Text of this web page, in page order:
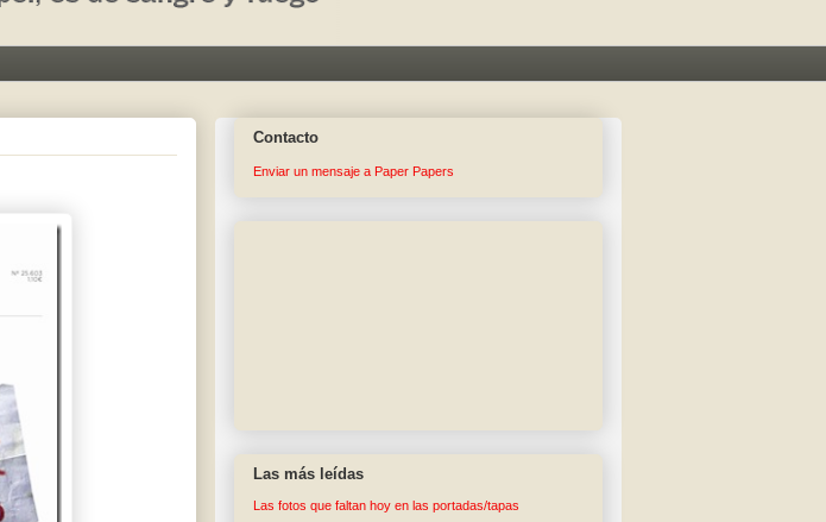
Contacto
Enviar un mensaje a Paper Papers
Las más leídas
Las fotos que faltan hoy en las portadas/tapas